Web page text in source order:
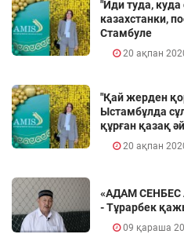
"Иди туда, куда
казахстанки,
Стамбуле
20 ақпан
"Қай жерден
Ыстамбұлда
құрған қазақ
20 ақпан
«АДАМ СЕНБЕС
- Тұрарбек
09 қараша